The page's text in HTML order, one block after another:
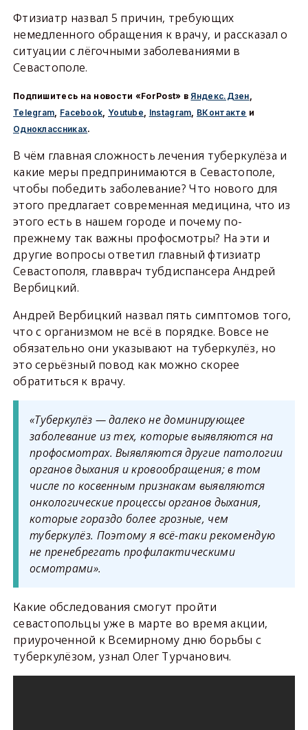
Фтизиатр назвал 5 причин, требующих
немедленного обращения к врачу, и рассказал о
ситуации с лёгочными заболеваниями в
Севастополе.
Подпишитесь на новости «ForPost» вЯндекс.Дзен,
Telegram, Facebook, Youtube, Instagram, ВКонтакте и
Одноклассниках.
В чём главная сложность лечения туберкулёза и
какие меры предпринимаются в Севастополе,
чтобы победить заболевание? Что нового для
этого предлагает современная медицина, что из
этого есть в нашем городе и почему по-
прежнему так важны профосмотры? На эти и
другие вопросы ответил главный фтизиатр
Севастополя, главврач тубдиспансера Андрей
Вербицкий.
Андрей Вербицкий назвал пять симптомов того,
что с организмом не всё в порядке. Вовсе не
обязательно они указывают на туберкулёз, но
это серьёзный повод как можно скорее
обратиться к врачу.
«Туберкулёз — далеко не доминирующее
заболевание из тех, которые выявляются на
профосмотрах. Выявляются другие патологии
органов дыхания и кровообращения; в том
числе по косвенным признакам выявляются
онкологические процессы органов дыхания,
которые гораздо более грозные, чем
туберкулёз. Поэтому я всё-таки рекомендую
не пренебрегать профилактическими
осмотрами».
Какие обследования смогут пройти
севастопольцы уже в марте во время акции,
приуроченной к Всемирному дню борьбы с
туберкулёзом, узнал Олег Турчанович.